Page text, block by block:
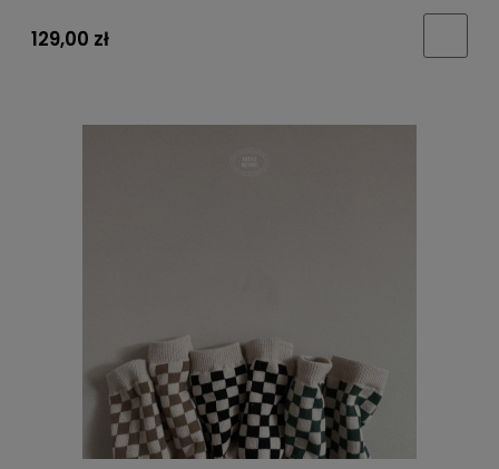
129,00 zł